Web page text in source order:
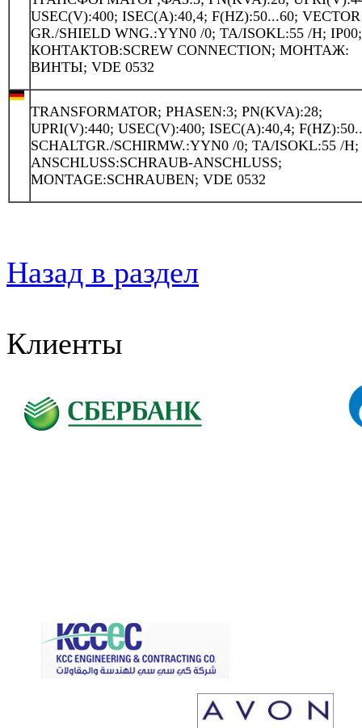
USEC(V):400; ISEC(A):40,4; F(HZ):50...60; VECTOR
GR./SHIELD WNG.:YYN0 /0; TA/ISOKL:55 /H;
КОНТАКТОВ:SCREW CONNECTION; МОНТАЖ:
ВИНТЫ; VDE 0532
TRANSFORMATOR; PHASEN:3; PN(KVA):28;
UPRI(V):440; USEC(V):400; ISEC(A):40,4;
SCHALTGR./SCHIRMW.:YYN0 /0; TA/ISOKL:55 /H;
ANSCHLUSS:SCHRAUB-ANSCHLUSS;
MONTAGE:SCHRAUBEN; VDE 0532
Назад в раздел
Клиенты